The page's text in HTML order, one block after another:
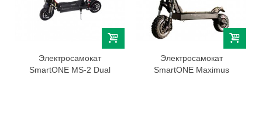
Электросамокат
SmartONE MS-2 Dual
Электросамокат
SmartONE Maximus